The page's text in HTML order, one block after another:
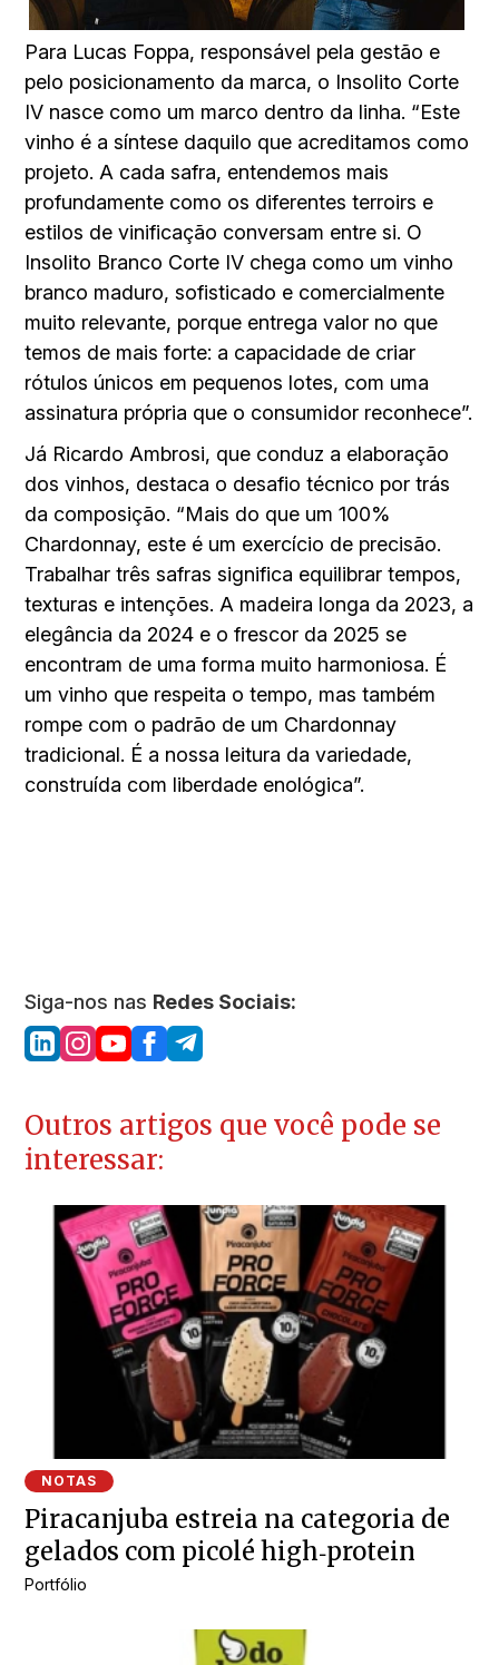
Para Lucas Foppa, responsável pela gestão e
pelo posicionamento da marca, o Insolito Corte
IV nasce como um marco dentro da linha. “Este
vinho é a síntese daquilo que acreditamos como
projeto. A cada safra, entendemos mais
profundamente como os diferentes terroirs e
estilos de vinificação conversam entre si. O
Insolito Branco Corte IV chega como um vinho
branco maduro, sofisticado e comercialmente
muito relevante, porque entrega valor no que
temos de mais forte: a capacidade de criar
rótulos únicos em pequenos lotes, com uma
assinatura própria que o consumidor reconhece”.
Já Ricardo Ambrosi, que conduz a elaboração
dos vinhos, destaca o desafio técnico por trás
da composição. “Mais do que um 100%
Chardonnay, este é um exercício de precisão.
Trabalhar três safras significa equilibrar tempos,
texturas e intenções. A madeira longa da 2023, a
elegância da 2024 e o frescor da 2025 se
encontram de uma forma muito harmoniosa. É
um vinho que respeita o tempo, mas também
rompe com o padrão de um Chardonnay
tradicional. É a nossa leitura da variedade,
construída com liberdade enológica”.
Siga-nos nas Redes Sociais:
Outros artigos que você pode se
interessar:
NOTAS
Piracanjuba estreia na categoria de
gelados com picolé high‑protein
Portfólio